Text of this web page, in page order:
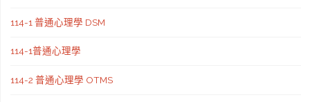
114-1 普通心理學 DSM
114-1普通心理學
114-2 普通心理學 OTMS